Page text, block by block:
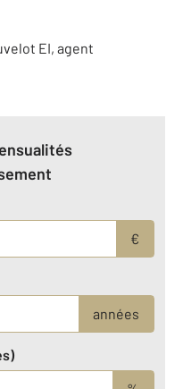
EI, agent
€
années